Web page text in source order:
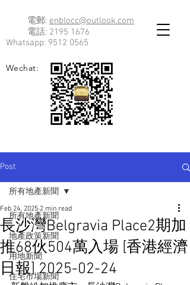
電郵: enblocc@outlook.com
電話: 2195 1676
Whatsapp: 9512 0565
Wechat:
Post
所有地產新聞
地產政策新聞
用地新聞
住宅市場新聞
所有地產新聞
長沙灣Belgravia Place2期加
推68伙504萬入場 [香港經濟
日報] 2025-02-24
Feb 24, 2025 2 min read